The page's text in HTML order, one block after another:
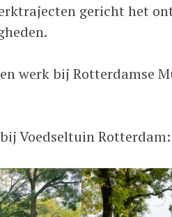
gericht het
werk bij Rotterdamse
Voedseltuin